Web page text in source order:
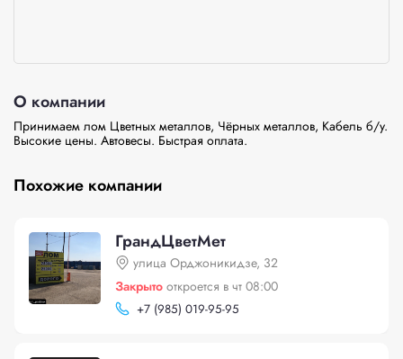
О компании
Принимаем лом Цветных металлов, Чёрных металлов, Кабель б/у.
Высокие цены. Автовесы. Быстрая оплата.
Похожие компании
ГрандЦветМет
улица Орджоникидзе, 32
Закрыто откроется в чт 08:00
+7 (985) 019-95-95